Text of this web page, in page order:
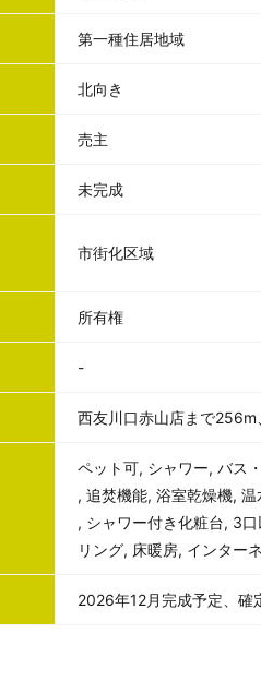
第一種住居地域
北向き
売主
未完成
市街化区域
所有権
-
西友川口赤山店まで
ペット可, シャワー, バス
, 追焚機能, 浴室乾燥機,
, シャワー付き化粧台, 3
リング, 床暖房, インター
2026年12月完成予定、確